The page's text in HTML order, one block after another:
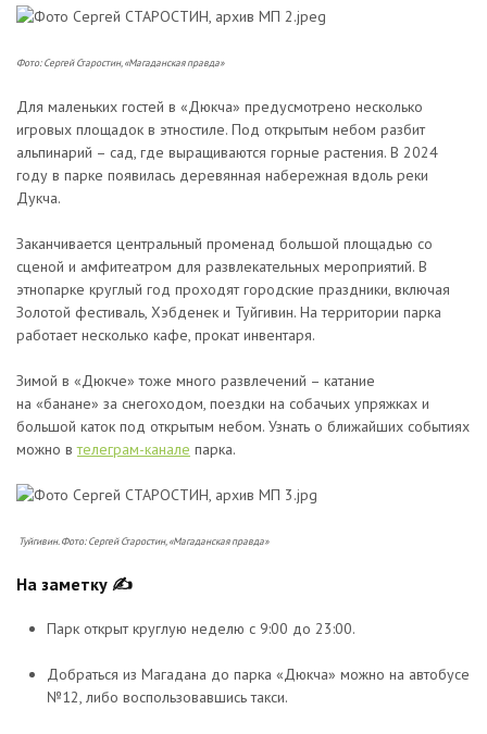
Фото: Сергей Старостин, «Магаданская правда»
Для маленьких гостей в «Дюкча» предусмотрено несколько
игровых площадок в этностиле. Под открытым небом разбит
альпинарий – сад, где выращиваются горные растения. В 2024
году в парке появилась деревянная набережная вдоль реки
Дукча.
Заканчивается центральный променад большой площадью со
сценой и амфитеатром для развлекательных мероприятий. В
этнопарке круглый год проходят городские праздники, включая
Золотой фестиваль, Хэбденек и Туйгивин. На территории парка
работает несколько кафе, прокат инвентаря.
Зимой в «Дюкче» тоже много развлечений – катание
на «банане» за снегоходом, поездки на собачьих упряжках и
большой каток под открытым небом. Узнать о ближайших событиях
можно втелеграм-канале парка.
Туйгивин. Фото: Сергей Старостин, «Магаданская правда»
На заметку ✍
Парк открыт круглую неделю с 9:00 до 23:00.
Добраться из Магадана до парка «Дюкча» можно на автобусе
№12, либо воспользовавшись такси.